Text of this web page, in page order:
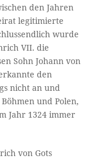
den Jahren
legitimierte
wurde
VII. die
Sohn Johann von
den
nicht an und
und Polen,
Jahr 1324 immer
von Gots